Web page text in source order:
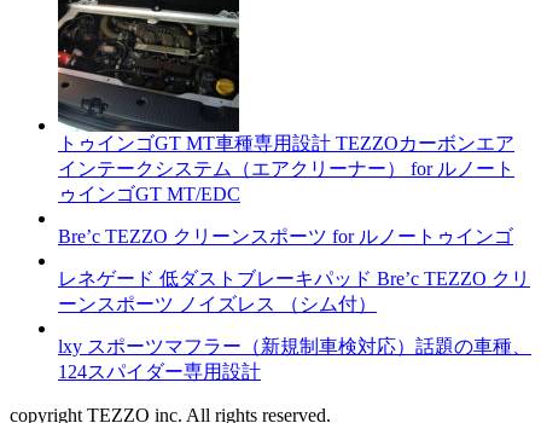
トゥインゴGT MT車種専用設計 TEZZOカーボンエア
インテークシステム（エアクリーナー） for ルノート
ゥインゴGT MT/EDC
Bre’c TEZZO クリーンスポーツ for ルノートゥインゴ
レネゲード 低ダストブレーキパッド Bre’c TEZZO クリ
ーンスポーツ ノイズレス （シム付）
lxy スポーツマフラー（新規制車検対応）話題の車種、
124スパイダー専用設計
copyright TEZZO inc. All rights reserved.